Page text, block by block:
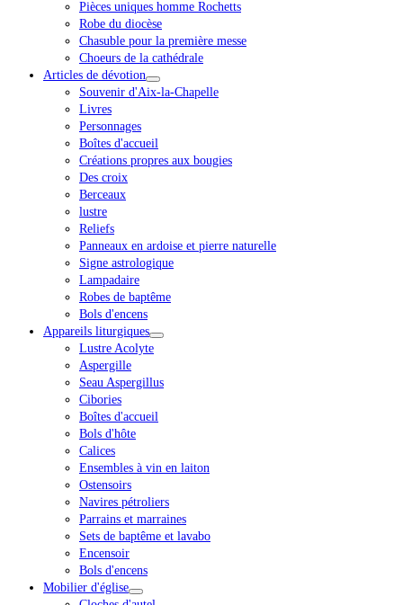
Pièces uniques homme Rochetts
Robe du diocèse
Chasuble pour la première messe
Choeurs de la cathédrale
Articles de dévotion
Souvenir d'Aix-la-Chapelle
Livres
Personnages
Boîtes d'accueil
Créations propres aux bougies
Des croix
Berceaux
lustre
Reliefs
Panneaux en ardoise et pierre naturelle
Signe astrologique
Lampadaire
Robes de baptême
Bols d'encens
Appareils liturgiques
Lustre Acolyte
Aspergille
Seau Aspergillus
Cibories
Boîtes d'accueil
Bols d'hôte
Calices
Ensembles à vin en laiton
Ostensoirs
Navires pétroliers
Parrains et marraines
Sets de baptême et lavabo
Encensoir
Bols d'encens
Mobilier d'église